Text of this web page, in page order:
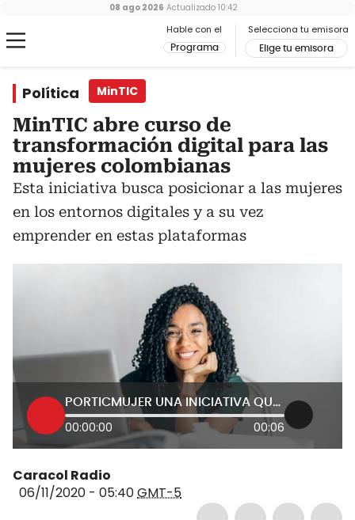
Hable con el
Programa
Selecciona tu emisora
Elige tu emisora
08 ago 2026 Actualizado 10:42
Política MinTIC
MinTIC abre curso de
transformación digital para las
mujeres colombianas
Esta iniciativa busca posicionar a las mujeres
en los entornos digitales y a su vez
emprender en estas plataformas
PORTICMUJER UNA INICIATIVA QUE PROMUEVE EL EMPRENDIMIENTO DIGITAL FEMENINO
00:00:00 00:06
Caracol Radio
06/11/2020 - 05:40GMT-5